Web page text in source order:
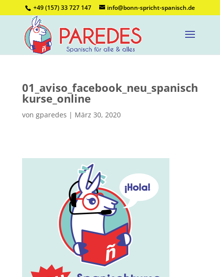
+49 (157) 33 727 147 info@bonn-spricht-spanisch.de
01_aviso_facebook_neu_spanisch
kurse_online
von gparedes | März 30, 2020